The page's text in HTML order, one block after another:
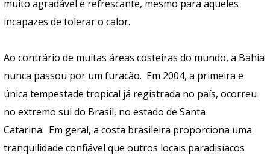
muito agradável e refrescante, mesmo para aqueles
incapazes de tolerar o calor.
Ao contrário de muitas áreas costeiras do mundo, a Bahia
nunca passou por um furacão. Em 2004, a primeira e
única tempestade tropical já registrada no país, ocorreu
no extremo sul do Brasil, no estado de Santa
Catarina. Em geral, a costa brasileira proporciona uma
tranquilidade confiável que outros locais paradisíacos